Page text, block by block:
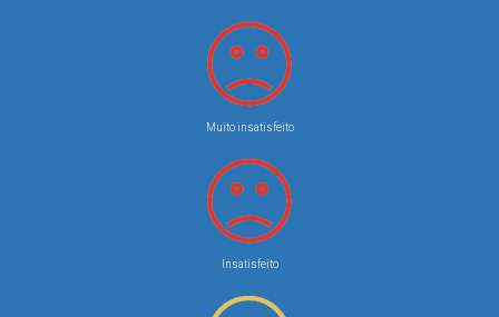
Muito insatisfeito
Insatisfeito